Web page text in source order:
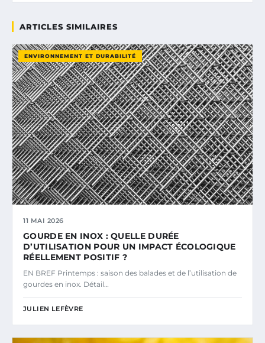
ARTICLES SIMILAIRES
ENVIRONNEMENT ET DURABILITÉ
11 MAI 2026
GOURDE EN INOX : QUELLE DURÉE
D’UTILISATION POUR UN IMPACT ÉCOLOGIQUE
RÉELLEMENT POSITIF ?
EN BREF Printemps : saison des balades et de l’utilisation de
gourdes en inox. Détail…
JULIEN LEFÈVRE